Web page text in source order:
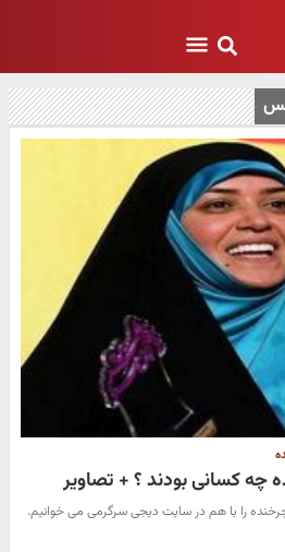
کسانی بودند ؟ + تصاویر
را با هم در سایت دیجی سرگرمی می خوانیم.